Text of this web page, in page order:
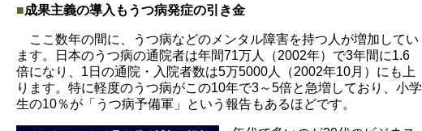
■成果主義の導入もうつ病発症の引き金
ここ数年の間に、うつ病などのメンタル障害を持つ人が増加してい
ます。日本のうつ病の通院者は年間71万人（2002年）で3年間に1.6
倍になり、1日の通院・入院者数は5万5000人（2002年10月）にも上
ります。特に軽度のうつ病がこの10年で3～5倍と急増しており、小学
生の10％が「うつ病予備軍」という報告もあるほどです。